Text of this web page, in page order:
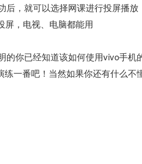
，就可以选择网课进行投屏播放
的你已经知道该如何使用vivo手
一番吧！当然如果你还有什么不